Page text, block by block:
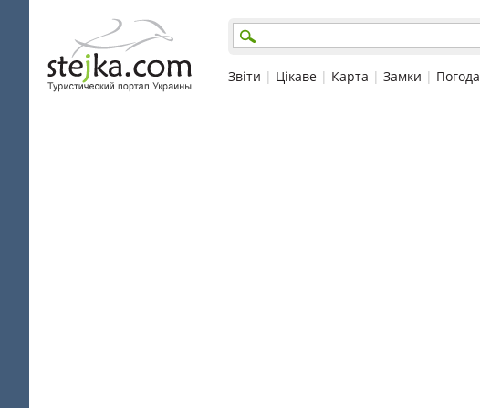
Звіти | Цікаве | Карта | Замки | Погода